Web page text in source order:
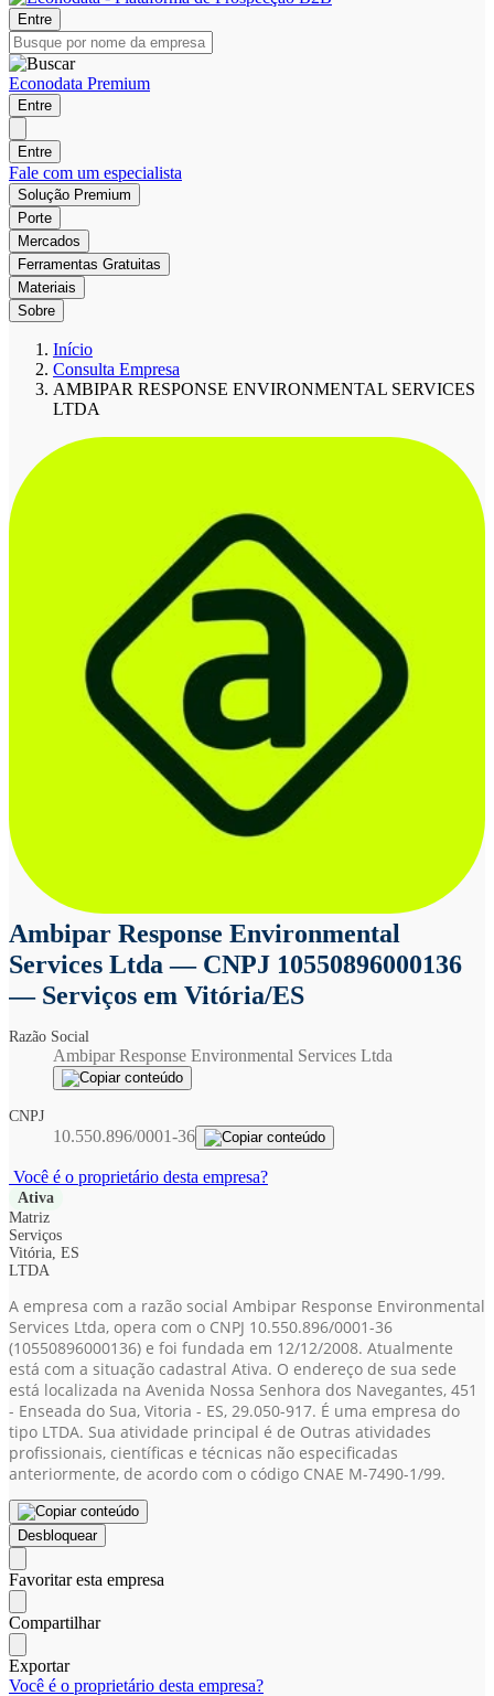
Entre
Econodata Premium
Entre
Entre
Fale com um especialista
Solução Premium
Porte
Mercados
Ferramentas Gratuitas
Materiais
Sobre
Início
Consulta Empresa
AMBIPAR RESPONSE ENVIRONMENTAL SERVICES
LTDA
Ambipar Response Environmental
Services Ltda— CNPJ 10550896000136
— Serviços em Vitória/ES
Razão Social
Ambipar Response Environmental Services Ltda
CNPJ
10.550.896/0001-36
Você é o proprietário desta empresa?
Ativa
Matriz
Serviços
Vitória, ES
LTDA
A empresa com a razão social Ambipar Response Environmental
Services Ltda, opera com o CNPJ 10.550.896/0001-36
(10550896000136) e foi fundada em 12/12/2008. Atualmente
está com a situação cadastral Ativa. O endereço de sua sede
está localizada na Avenida Nossa Senhora dos Navegantes, 451
- Enseada do Sua, Vitoria - ES, 29.050-917. É uma empresa do
tipo LTDA. Sua atividade principal é de Outras atividades
profissionais, científicas e técnicas não especificadas
anteriormente, de acordo com o código CNAE M-7490-1/99.
Desbloquear
Favoritar esta empresa
Compartilhar
Exportar
Você é o proprietário desta empresa?